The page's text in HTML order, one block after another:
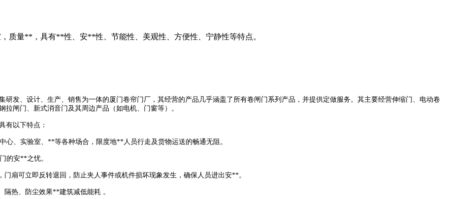
质量**，具有**性、安**性、节能性、美观性、方便性、宁静性等特点。
研发、设计、生产、销售为一体的厦门卷帘门厂，其经营的产品几乎涵盖了所有卷闸门系列产品，并提供定做服务。其主要经营伸缩门、电动卷
闸门、新式消音门及其周边产品（如电机、门窗等）。
有以下特点：
心、实验室、**等各种场合，限度地**人员行走及货物运送的畅通无阻。
的安**之忧。
扇可立即反转退回，防止夹人事件或机件损坏现象发生，确保人员进出安**。
热、防尘效果**建筑减低能耗 。